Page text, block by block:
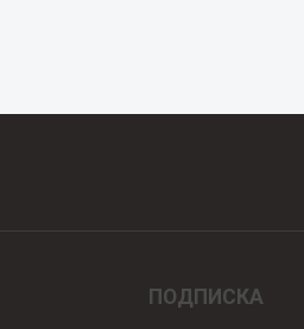
ПОДПИСКА